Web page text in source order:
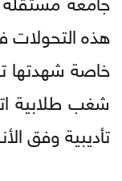
هذه
خاصة شهدتها
شغب طلابية
تأديبية وفق